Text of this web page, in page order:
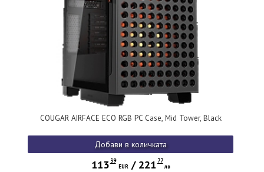
COUGAR AIRFACE ECO RGB PC Case, Mid Tower, Black
Добави в количката
113 39
EUR/ 221 77
лв